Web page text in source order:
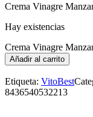
Crema Vinagre
Hay existencias
Crema Vinagre
Añadir al carrito
Etiqueta: VitoBest
8436540532213